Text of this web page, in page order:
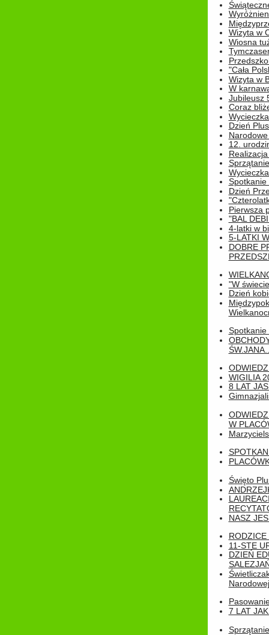
Wizyta w
Wiosna
"Cała
Wizyta w
W
Jubileusz
Coraz
Dzień
12.
Spotkanie
Dzień
Pierwsza
"BAL
4-latki w
5-LATKI
DOBRE
"W
Dzień
Spotkanie
WIGILIA
8 LAT
W
Święto
NASZ
RODZICE
11-STE
DZIEŃ
Narodowej
7 LAT